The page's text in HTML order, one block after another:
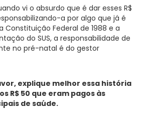
vi o absurdo que é dar esses R$
a por algo que já é
Constituição Federal de 1988 e a
do SUS, a responsabilidade de
no pré-natal é do gestor
explique melhor essa história
R$ 50 que eram pagos às
de saúde.